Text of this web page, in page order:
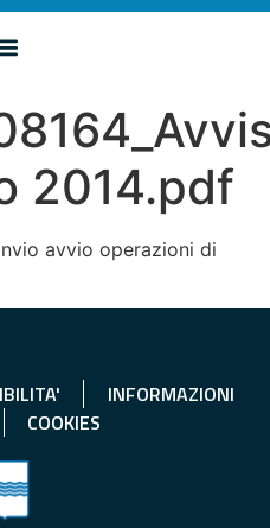
2014.pdf
avvio operazioni di
INFORMAZIONI
COOKIES